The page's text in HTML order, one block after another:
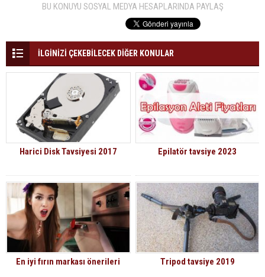
BU KONUYU SOSYAL MEDYA HESAPLARINDA PAYLAŞ
İLGİNİZİ ÇEKEBİLECEK DİĞER KONULAR
Harici Disk Tavsiyesi 2017 Epilatör tavsiye 2023
En iyi fırın markası önerileri Tripod tavsiye 2019